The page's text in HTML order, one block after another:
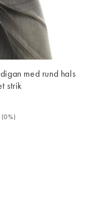
med rund hals
strik
dage 161,40 kr. (0%). Var
(0%)